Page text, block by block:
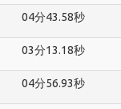
04分43.58秒
03分13.18秒
04分56.93秒